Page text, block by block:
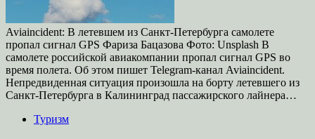
Aviaincident: В летевшем из Санкт-Петербурга самолете
пропал сигнал GPS Фариза Бацазова Фото: Unsplash В
самолете российской авиакомпании пропал сигнал GPS во
время полета. Об этом пишет Telegram-канал Aviaincident.
Непредвиденная ситуация произошла на борту летевшего из
Санкт-Петербурга в Калининград пассажирского лайнера…
Туризм